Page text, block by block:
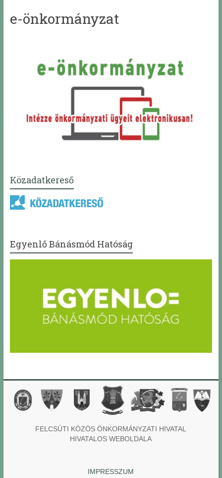
e-önkormányzat
Közadatkereső
Egyenlő Bánásmód Hatóság
FELCSÚTI KÖZÖS ÖNKORMÁNYZATI HIVATAL
HIVATALOS WEBOLDALA
IMPRESSZUM